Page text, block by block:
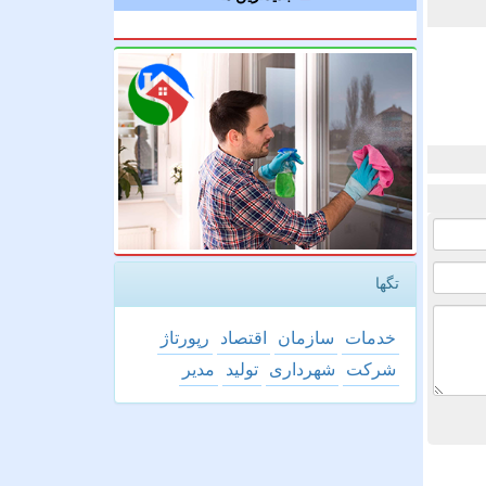
تگها
خدمات سازمان اقتصاد
رپورتاژ
شركت
شهرداری تولید مدیر